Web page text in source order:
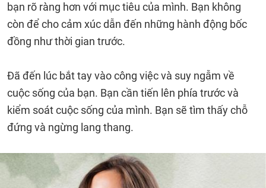
bạn rõ ràng hơn với mục tiêu của mình. Bạn không
còn để cho cảm xúc dẫn đến những hành động bốc
đồng như thời gian trước.
Đã đến lúc bắt tay vào công việc và suy ngẫm về
cuộc sống của bạn. Bạn cần tiến lên phía trước và
kiểm soát cuộc sống của mình. Bạn sẽ tìm thấy chỗ
đứng và ngừng lang thang.